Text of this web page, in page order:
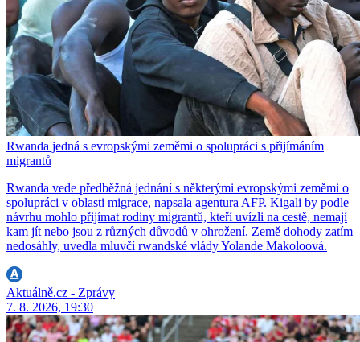
Rwanda jedná s evropskými zeměmi o spolupráci s přijímáním
migrantů
Rwanda vede předběžná jednání s některými evropskými zeměmi o
spolupráci v oblasti migrace, napsala agentura AFP. Kigali by podle
návrhu mohlo přijímat rodiny migrantů, kteří uvízli na cestě, nemají
kam jít nebo jsou z různých důvodů v ohrožení. Země dohody zatím
nedosáhly, uvedla mluvčí rwandské vlády Yolande Makoloová.
Aktuálně.cz - Zprávy
7. 8. 2026, 19:30